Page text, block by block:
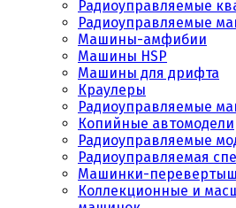
Радиоуправляемые
Радиоуправляемые
Машины-амфибии
Машины HSP
Машины для дрифта
Краулеры
Радиоуправляемые
Копийные автомодели
Радиоуправляемые
Радиоуправляемая
Машинки-
Коллекционные и